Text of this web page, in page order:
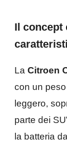
Il concept
La Citroen
con un
leggero,
parte dei
la batteria